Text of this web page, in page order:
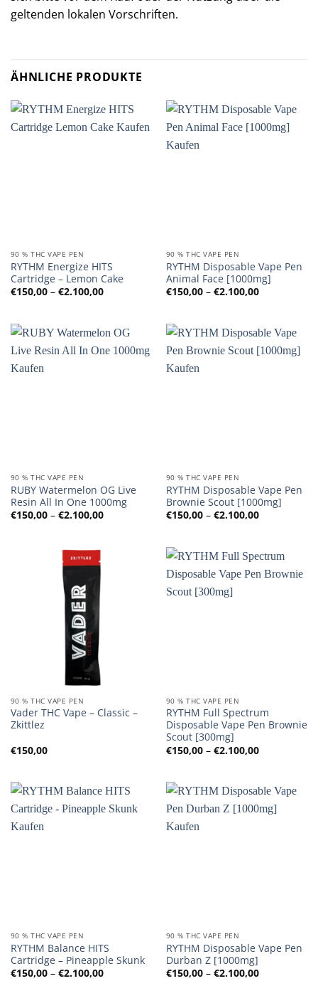
geltenden lokalen Vorschriften.
ÄHNLICHE PRODUKTE
90 % THC VAPE PEN
RYTHM Energize HITS
Cartridge – Lemon Cake
€150,00 – €2.100,00Preisspanne:
90 % THC VAPE PEN
RYTHM Disposable Vape Pen
Animal Face [1000mg]
€150,00 – €2.100,00
90 % THC VAPE PEN
RUBY Watermelon OG Live
Resin All In One 1000mg
€150,00 – €2.100,00Preisspanne:
€150,00
90 % THC VAPE PEN
RYTHM Disposable Vape Pen
Brownie Scout [1000mg]
€150,00 – €2.100,00
€150,00
90 % THC VAPE PEN
Vader THC Vape – Classic –
Zkittlez
€150,00
90 % THC VAPE PEN
RYTHM Full Spectrum
Disposable Vape Pen Brownie
Scout [300mg]
€150,00 – €2.100,00
€150,00
90 % THC VAPE PEN
RYTHM Balance HITS
Cartridge – Pineapple Skunk
€150,00 – €2.100,00Preisspanne:
90 % THC VAPE PEN
RYTHM Disposable Vape Pen
Durban Z [1000mg]
€150,00 – €2.100,00